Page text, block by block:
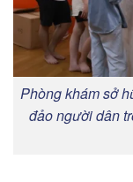
Phòng khám sở
đảo người dân